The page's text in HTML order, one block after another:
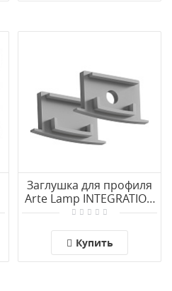
Заглушка для профиля
Arte Lamp INTEGRATION
A141005E
Купить